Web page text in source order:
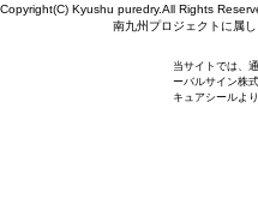
Copyright(C) Kyushu puredry.All Rights
南九州プロジェクトに属
当サイトでは、
ーバルサイン株
キュアシールよ